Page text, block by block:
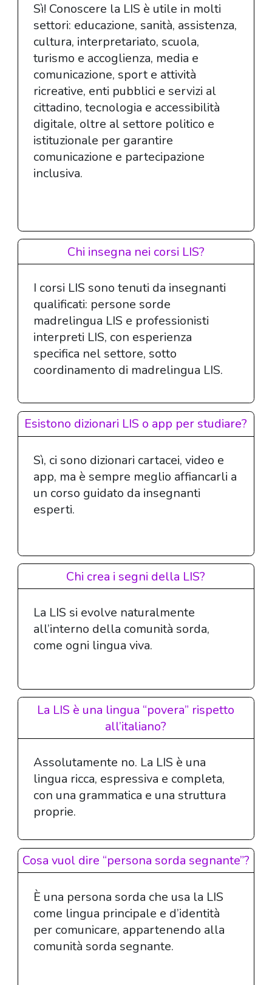
Sì! Conoscere la LIS è utile in molti
settori: educazione, sanità, assistenza,
cultura, interpretariato, scuola,
turismo e accoglienza, media e
comunicazione, sport e attività
ricreative, enti pubblici e servizi al
cittadino, tecnologia e accessibilità
digitale, oltre al settore politico e
istituzionale per garantire
comunicazione e partecipazione
inclusiva.
Chi insegna nei corsi LIS?
I corsi LIS sono tenuti da insegnanti
qualificati: persone sorde
madrelingua LIS e professionisti
interpreti LIS, con esperienza
specifica nel settore, sotto
coordinamento di madrelingua LIS.
Esistono dizionari LIS o app per studiare?
Sì, ci sono dizionari cartacei, video e
app, ma è sempre meglio affiancarli a
un corso guidato da insegnanti
esperti.
Chi crea i segni della LIS?
La LIS si evolve naturalmente
all’interno della comunità sorda,
come ogni lingua viva.
La LIS è una lingua “povera” rispetto
all’italiano?
Assolutamente no. La LIS è una
lingua ricca, espressiva e completa,
con una grammatica e una struttura
proprie.
Cosa vuol dire “persona sorda segnante”?
È una persona sorda che usa la LIS
come lingua principale e d’identità
per comunicare, appartenendo alla
comunità sorda segnante.